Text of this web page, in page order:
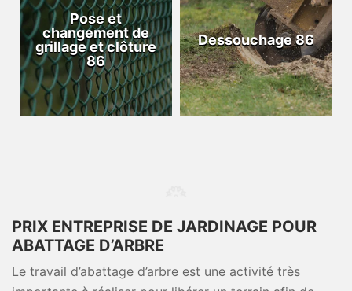
Pose et
changement de
grillage et clôture
86
Dessouchage 86
PRIX ENTREPRISE DE JARDINAGE POUR
ABATTAGE D’ARBRE
Le travail d’abattage d’arbre est une activité très